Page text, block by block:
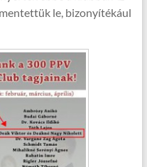
le, bizonyítékául